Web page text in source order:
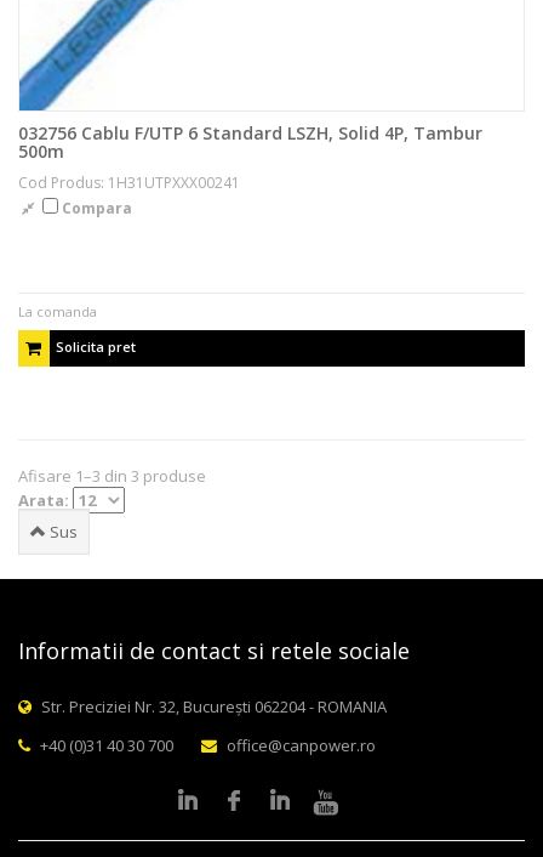
032756 Cablu F/UTP 6 Standard LSZH, Solid 4P, Tambur
500m
Cod Produs: 1H31UTPXXX00241
Compara
La comanda
Solicita pret
Afisare 1–3 din 3 produse
Arata:
Sus
Informatii de contact si retele sociale
Str. Preciziei Nr. 32, București 062204 - ROMANIA
+40 (0)31 40 30 700
office@canpower.ro